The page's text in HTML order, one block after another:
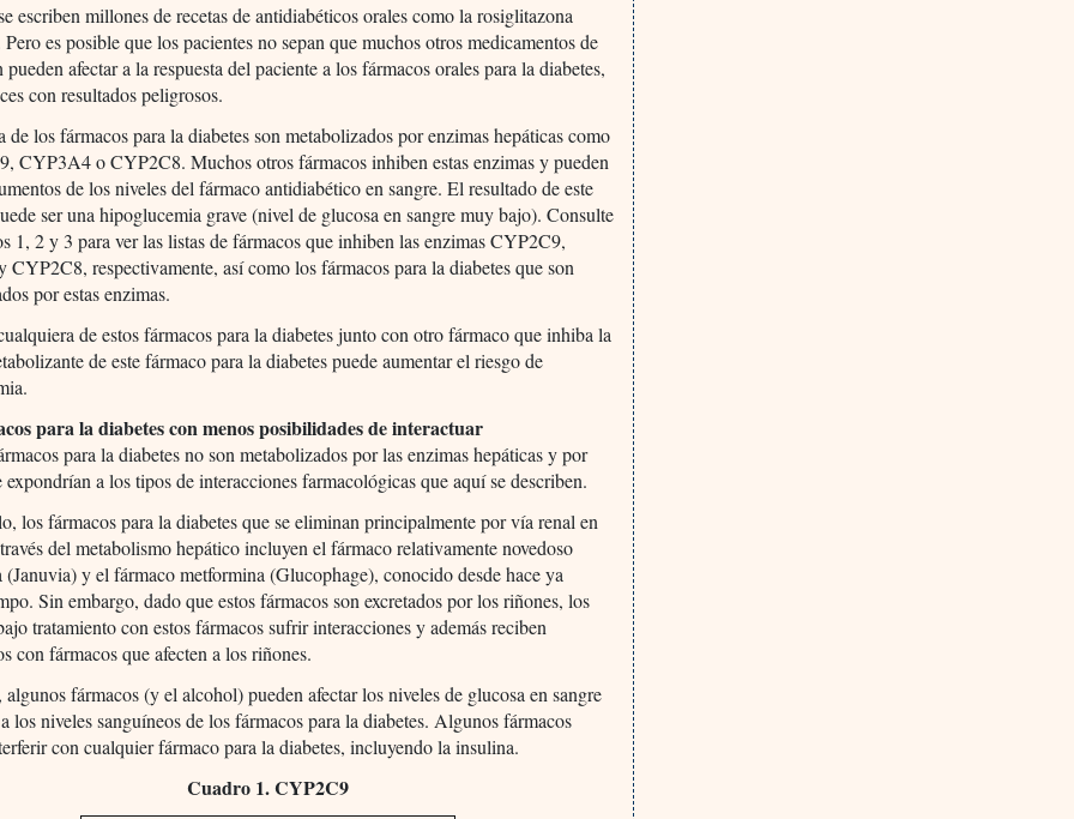
escriben millones de recetas de antidiabéticos orales como la rosiglitazona
es posible que los pacientes no sepan que muchos otros medicamentos de
pueden afectar a la respuesta del paciente a los fármacos orales para la diabetes,
con resultados peligrosos.
de los fármacos para la diabetes son metabolizados por enzimas hepáticas como
CYP3A4 o CYP2C8. Muchos otros fármacos inhiben estas enzimas y pueden
de los niveles del fármaco antidiabético en sangre. El resultado de este
ser una hipoglucemia grave (nivel de glucosa en sangre muy bajo). Consulte
1, 2 y 3 para ver las listas de fármacos que inhiben las enzimas CYP2C9,
respectivamente, así como los fármacos para la diabetes que son
por estas enzimas.
de estos fármacos para la diabetes junto con otro fármaco que inhiba la
de este fármaco para la diabetes puede aumentar el riesgo de
para la diabetes con menos posibilidades de interactuar
para la diabetes no son metabolizados por las enzimas hepáticas y por
expondrían a los tipos de interacciones farmacológicas que aquí se describen.
los fármacos para la diabetes que se eliminan principalmente por vía renal en
del metabolismo hepático incluyen el fármaco relativamente novedoso
(Januvia) y el fármaco metformina (Glucophage), conocido desde hace ya
Sin embargo, dado que estos fármacos son excretados por los riñones, los
tratamiento con estos fármacos sufrir interacciones y además reciben
con fármacos que afecten a los riñones.
fármacos (y el alcohol) pueden afectar los niveles de glucosa en sangre
los niveles sanguíneos de los fármacos para la diabetes. Algunos fármacos
con cualquier fármaco para la diabetes, incluyendo la insulina.
Cuadro 1. CYP2C9